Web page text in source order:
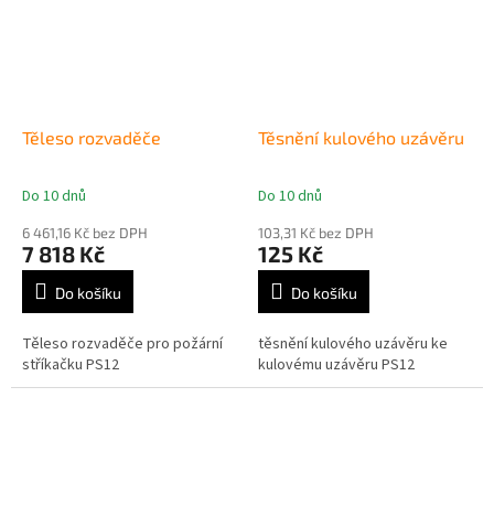
Těleso rozvaděče
Průměrné
produktu
je
5,0
hvězdiček.
Do 10 dnů
6 461,16 Kč bez DPH
7 818 Kč
Do košíku
Těleso rozvaděče pro požární
stříkačku PS12
Těsnění kulového uzávěru
Průměrné
produktu
je
5,0
hvězdiček.
Do 10 dnů
103,31 Kč bez DPH
125 Kč
Do košíku
těsnění kulového uzávěru ke
kulovému uzávěru PS12